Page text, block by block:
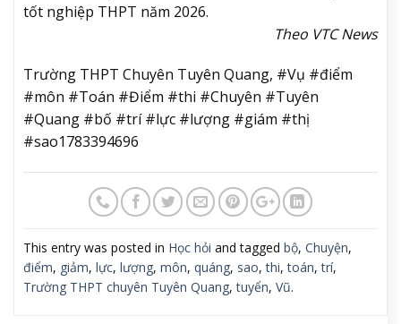
tốt nghiệp THPT năm 2026.
Theo VTC News
Trường THPT Chuyên Tuyên Quang, #Vụ #điểm
#môn #Toán #Điểm #thi #Chuyên #Tuyên
#Quang #bố #trí #lực #lượng #giám #thị
#sao1783394696
This entry was posted in Học hỏi and tagged bộ, Chuyện,
điểm, giảm, lực, lượng, môn, quáng, sao,thi,toán,trí,
Trường THPT chuyên Tuyên Quang,tuyển, Vũ.